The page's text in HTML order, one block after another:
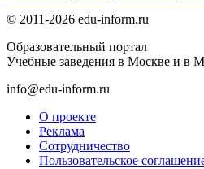
© 2011-2026 edu-inform.ru
Образовательный портал
Учебные заведения в Москве и в
info@edu-inform.ru
О проекте
Реклама
Сотрудничество
Пользовательское